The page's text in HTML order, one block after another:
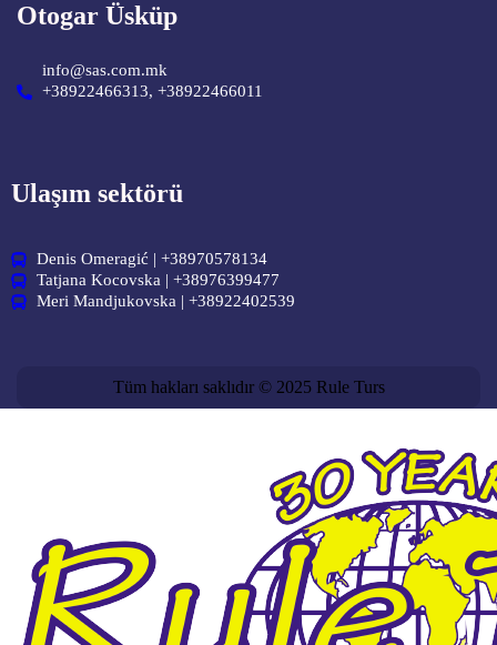
Otogar Üsküp
info@sas.com.mk
+38922466313, +38922466011
Ulaşım sektörü
Denis Omeragić | +38970578134
Tatjana Kocovska | +38976399477
Meri Mandjukovska | +38922402539
Tüm hakları saklıdır © 2025 Rule Turs